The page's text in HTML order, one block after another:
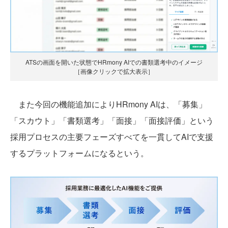
ATSの画面を開いた状態でHRmony AIでの書類選考中のイメージ
［画像クリックで拡大表示］
また今回の機能追加によりHRmony AIは、「募集」
「スカウト」「書類選考」「面接」「面接評価」という
採用プロセスの主要フェーズすべてを一貫してAIで支援
するプラットフォームになるという。